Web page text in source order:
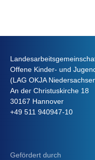
Offene Kinder- und
(LAG OKJA
An der Christuskirche 18
30167 Hannover
+49 511 940947-10
Gefördert durch